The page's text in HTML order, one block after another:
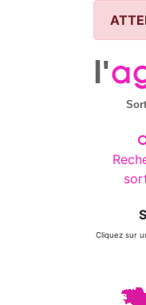
l'
Cliquez sur